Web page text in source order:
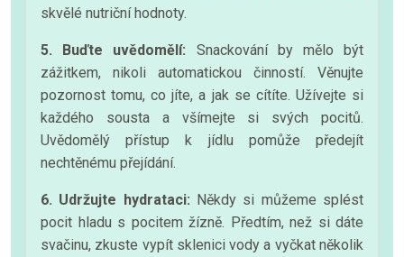
skvělé nutriční hodnoty.
5. Buďte uvědomělí: Snackování by mělo být
zážitkem, nikoli automatickou činností. Věnujte
pozornost tomu, co jíte, a jak se cítíte. Užívejte si
každého sousta a všímejte si svých pocitů.
Uvědomělý přístup k jídlu pomůže předejít
nechtěnému přejídání.
6. Udržujte hydrataci: Někdy si můžeme splést
pocit hladu s pocitem žízně. Předtím, než si dáte
svačinu, zkuste vypít sklenici vody a vyčkat několik